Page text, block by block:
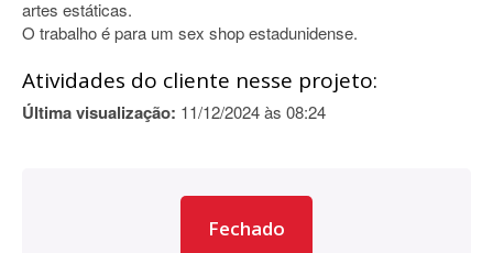
artes estáticas.
O trabalho é para um sex shop estadunidense.
Atividades do cliente nesse projeto:
Última visualização: 11/12/2024 às 08:24
Fechado